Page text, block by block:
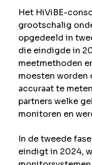
Het HiViBE-
grootschalig
opgedeeld in
die eindigde in
meetmethoden
moesten
accuraat te
partners welke
monitoren en
In de tweede
eindigt in 2024,